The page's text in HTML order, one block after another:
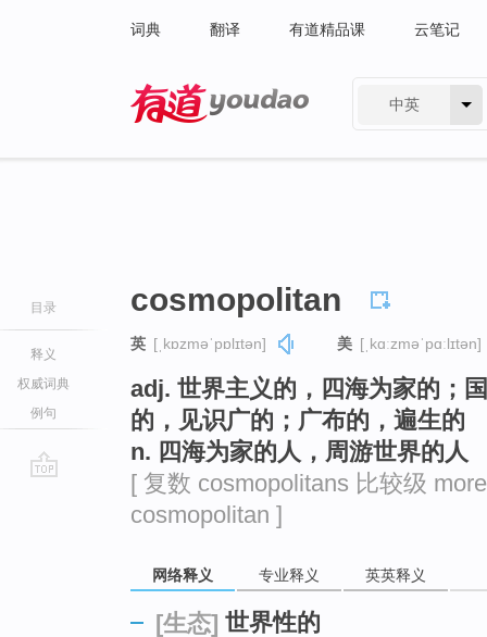
词典 翻译 有道精品课 云笔记
中英
目录
释义
权威词典
例句
cosmopolitan
英 [ˌkɒzməˈpɒlɪtən] 美 [ˌkɑːzməˈpɑːlɪtən]
adj. 世界主义的，四海为家的；
的，见识广的；广布的，遍生的
n. 四海为家的人，周游世界的人
[ 复数 cosmopolitans 比较级
cosmopolitan ]
网络释义 专业释义 英英释义
[生态] 世界性的